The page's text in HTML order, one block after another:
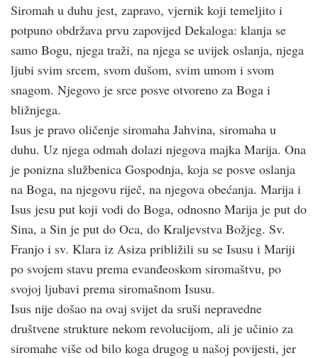
Siromah u duhu jest, zapravo, vjernik koji temeljito i
potpuno obdržava prvu zapovijed Dekaloga: klanja se
samo Bogu, njega traži, na njega se uvijek oslanja, njega
ljubi svim srcem, svom dušom, svim umom i svom
snagom. Njegovo je srce posve otvoreno za Boga i
bližnjega.
Isus je pravo oličenje siromaha Jahvina, siromaha u
duhu. Uz njega odmah dolazi njegova majka Marija. Ona
je ponizna službenica Gospodnja, koja se posve oslanja
na Boga, na njegovu riječ, na njegova obećanja. Marija i
Isus jesu put koji vodi do Boga, odnosno Marija je put do
Sina, a Sin je put do Oca, do Kraljevstva Božjeg. Sv.
Franjo i sv. Klara iz Asiza približili su se Isusu i Mariji
po svojem stavu prema evanđeoskom siromaštvu, po
svojoj ljubavi prema siromašnom Isusu.
Isus nije došao na ovaj svijet da sruši nepravedne
društvene strukture nekom revolucijom, ali je učinio za
siromahe više od bilo koga drugog u našoj povijesti, jer